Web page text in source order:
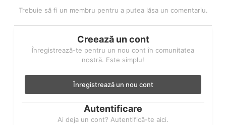
Trebuie să fi un membru pentru a putea lăsa un comentariu.
Creează un cont
Înregistrează-te pentru un nou cont în comunitatea
nostră. Este simplu!
Înregistrează un nou cont
Autentificare
Ai deja un cont? Autentifică-te aici.